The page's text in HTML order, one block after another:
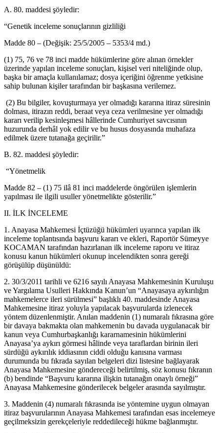
A. 80. maddesi şöyledir:
“Genetik inceleme sonuçlarının gizliliği
Madde 80 – (Değişik: 25/5/2005 – 5353/4 md.)
(1) 75, 76 ve 78 inci madde hükümlerine göre alınan örnekler
üzerinde yapılan inceleme sonuçları, kişisel veri niteliğinde olup,
başka bir amaçla kullanılamaz; dosya içeriğini öğrenme yetkisine
sahip bulunan kişiler tarafından bir başkasına verilemez.
(2) Bu bilgiler, kovuşturmaya yer olmadığı kararına itiraz süresinin
dolması, itirazın reddi, beraat veya ceza verilmesine yer olmadığı
kararı verilip kesinleşmesi hâllerinde Cumhuriyet savcısının
huzurunda derhâl yok edilir ve bu husus dosyasında muhafaza
edilmek üzere tutanağa geçirilir.”
B. 82. maddesi şöyledir:
“Yönetmelik
Madde 82 – (1) 75 ilâ 81 inci maddelerde öngörülen işlemlerin
yapılması ile ilgili usuller yönetmelikte gösterilir.”
II. İLK İNCELEME
1. Anayasa Mahkemesi İçtüzüğü hükümleri uyarınca yapılan ilk
inceleme toplantısında başvuru kararı ve ekleri, Raportör Sümeyye
KOCAMAN tarafından hazırlanan ilk inceleme raporu ve itiraz
konusu kanun hükümleri okunup incelendikten sonra gereği
görüşülüp düşünüldü:
2. 30/3/2011 tarihli ve 6216 sayılı Anayasa Mahkemesinin Kuruluşu
ve Yargılama Usulleri Hakkında Kanun’un “Anayasaya aykırılığın
mahkemelerce ileri sürülmesi” başlıklı 40. maddesinde Anayasa
Mahkemesine itiraz yoluyla yapılacak başvurularda izlenecek
yöntem düzenlenmiştir. Anılan maddenin (1) numaralı fıkrasına göre
bir davaya bakmakta olan mahkemenin bu davada uygulanacak bir
kanun veya Cumhurbaşkanlığı kararnamesinin hükümlerini
Anayasa’ya aykırı görmesi hâlinde veya taraflardan birinin ileri
sürdüğü aykırılık iddiasının ciddi olduğu kanısına varması
durumunda bu fıkrada sayılan belgeleri dizi listesine bağlayarak
Anayasa Mahkemesine göndereceği belirtilmiş, söz konusu fıkranın
(b) bendinde “Başvuru kararına ilişkin tutanağın onaylı örneği”
Anayasa Mahkemesine gönderilecek belgeler arasında sayılmıştır.
3. Maddenin (4) numaralı fıkrasında ise yöntemine uygun olmayan
itiraz başvurularının Anayasa Mahkemesi tarafından esas incelemeye
geçilmeksizin gerekçeleriyle reddedileceği hükme bağlanmıştır.